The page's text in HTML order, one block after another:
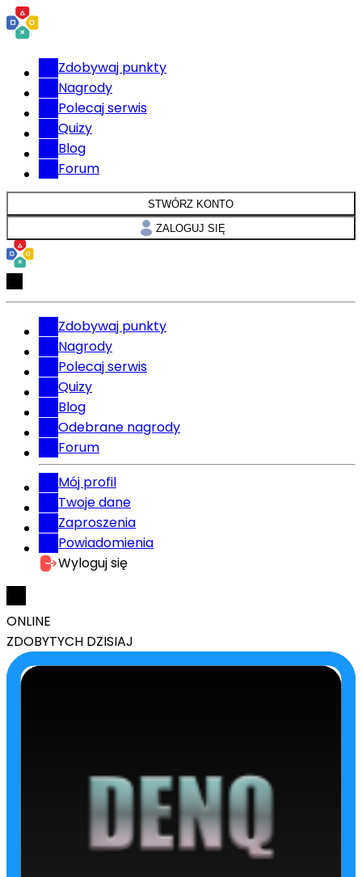
Zdobywaj punkty
Nagrody
Polecaj serwis
Quizy
Blog
Forum
STWÓRZ KONTO
ZALOGUJ SIĘ
Zdobywaj punkty
Nagrody
Polecaj serwis
Quizy
Blog
Odebrane nagrody
Forum
Mój profil
Twoje dane
Zaproszenia
Powiadomienia
Wyloguj się
ONLINE
ZDOBYTYCH DZISIAJ